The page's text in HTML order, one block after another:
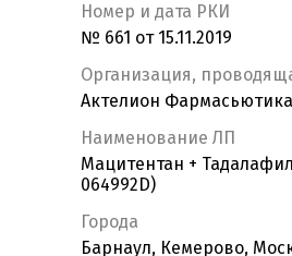
Номер и дата РКИ
№ 661 от 15.11.2019
Организация,
Актелион
Наименование ЛП
Мацитентан +
064992D)
Города
Барнаул, Кемерово,